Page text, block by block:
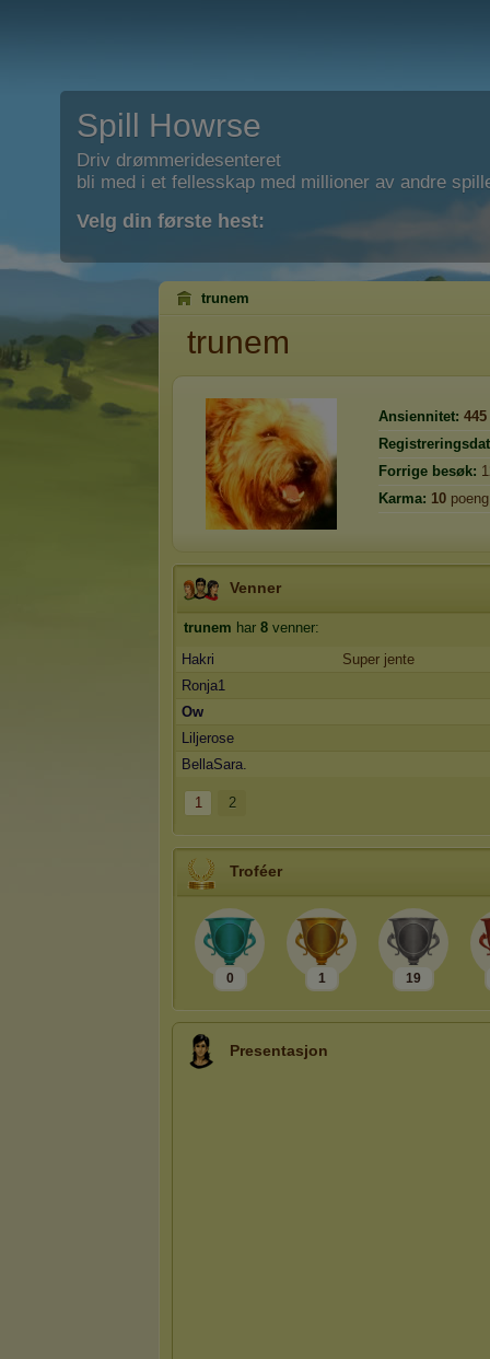
Spill Howrse
Driv drømmeridesenteret
bli med i et fellesskap med millioner av andre
Velg din første hest:
trunem
trunem
Ansiennitet: 445
Forrige besøk:
Karma: 10 poeng
Venner
trunem har 8 venner:
Hakri
Super jente
Ronja1
Ow
Liljerose
BellaSara.
1 2
Troféer
0 1 19
Presentasjon